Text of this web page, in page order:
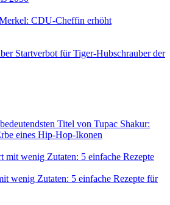
CDU-Cheffin erhöht
Startverbot für Tiger-Hubschrauber der
Titel von Tupac Shakur:
eines Hip-Hop-Ikonen
wenig Zutaten: 5 einfache Rezepte für